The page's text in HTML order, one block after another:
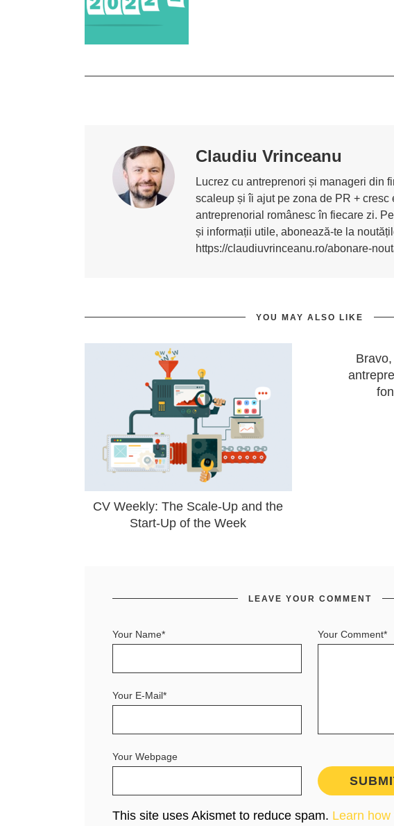
Claudiu Vrinceanu
Lucrez cu antreprenori și manageri din
scaleup și îi ajut pe zona de PR + cresc
antreprenorial românesc în fiecare zi.
și informații utile, abonează-te la
https://claudiuvrinceanu.ro/abonare-
YOU MAY ALSO LIKE
CV Weekly: The Scale-Up and the
Start-Up of the Week
LEAVE YOUR COMMENT
Your Comment*
Your Name*
Your E-Mail*
Your Webpage
This site uses Akismet to reduce spam. Learn